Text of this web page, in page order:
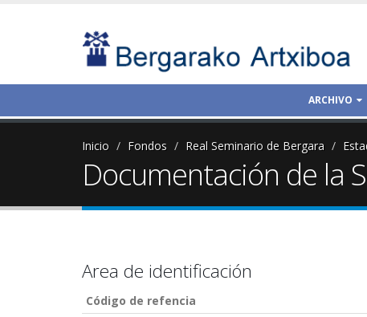
ARCHIVO
Inicio Fondos Real Seminario de Bergara
Documentación de la
Area de identificación
Código de refencia